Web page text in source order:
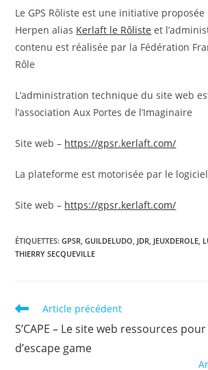
Le GPS Rôliste est une initiative
Herpen alias Kerlaft le Rôliste et
contenu est réalisée par la Fédération
Rôle
L’administration technique du site web
l’association Aux Portes de l’Imaginaire
Site web – https://gpsr.kerlaft.com/
La plateforme est motorisée par le
Site web – https://gpsr.kerlaft.com/
ÉTIQUETTES:GPSR, GUILDELUDO, JDR, JEUXDEROLE,
THIERRY SECQUEVILLE
Read
articles
Article précédent
S’CAPE – Le site web ressources
d’escape game